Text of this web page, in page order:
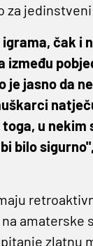
za
igrama, čak i
između
je jasno da
u
bilo sigurno",
amaterske
zlatnu